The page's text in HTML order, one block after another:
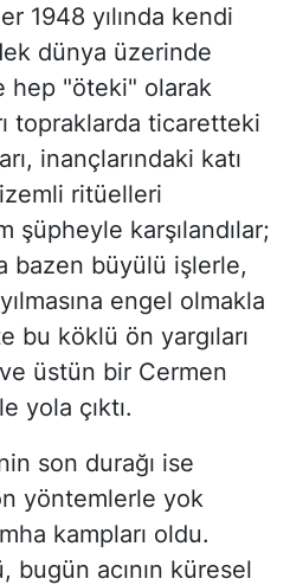
1948 yılında kendi
dünya üzerinde
hep "öteki" olarak
topraklarda ticaretteki
inançlarındaki katı
ritüelleri
şüpheyle karşılandılar;
bazen büyülü işlerle,
engel olmakla
bu köklü ön yargıları
üstün bir Cermen
yola çıktı.
son durağı ise
yöntemlerle yok
kampları oldu.
bugün acının küresel